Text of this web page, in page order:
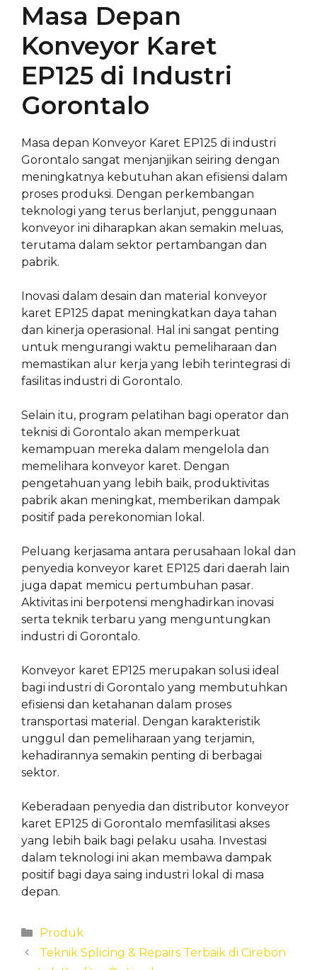
Masa Depan
Konveyor Karet
EP125 di Industri
Gorontalo
Masa depan Konveyor Karet EP125 di industri
Gorontalo sangat menjanjikan seiring dengan
meningkatnya kebutuhan akan efisiensi dalam
proses produksi. Dengan perkembangan
teknologi yang terus berlanjut, penggunaan
konveyor ini diharapkan akan semakin meluas,
terutama dalam sektor pertambangan dan
pabrik.
Inovasi dalam desain dan material konveyor
karet EP125 dapat meningkatkan daya tahan
dan kinerja operasional. Hal ini sangat penting
untuk mengurangi waktu pemeliharaan dan
memastikan alur kerja yang lebih terintegrasi di
fasilitas industri di Gorontalo.
Selain itu, program pelatihan bagi operator dan
teknisi di Gorontalo akan memperkuat
kemampuan mereka dalam mengelola dan
memelihara konveyor karet. Dengan
pengetahuan yang lebih baik, produktivitas
pabrik akan meningkat, memberikan dampak
positif pada perekonomian lokal.
Peluang kerjasama antara perusahaan lokal dan
penyedia konveyor karet EP125 dari daerah lain
juga dapat memicu pertumbuhan pasar.
Aktivitas ini berpotensi menghadirkan inovasi
serta teknik terbaru yang menguntungkan
industri di Gorontalo.
Konveyor karet EP125 merupakan solusi ideal
bagi industri di Gorontalo yang membutuhkan
efisiensi dan ketahanan dalam proses
transportasi material. Dengan karakteristik
unggul dan pemeliharaan yang terjamin,
kehadirannya semakin penting di berbagai
sektor.
Keberadaan penyedia dan distributor konveyor
karet EP125 di Gorontalo memfasilitasi akses
yang lebih baik bagi pelaku usaha. Investasi
dalam teknologi ini akan membawa dampak
positif bagi daya saing industri lokal di masa
depan.
Categories
Produk
Teknik Splicing & Repairs Terbaik di Cirebon